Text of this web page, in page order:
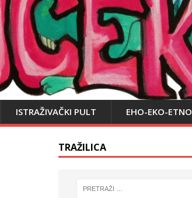
ISTRAŽIVAČKI PULT EHO-EKO-ETNO
TRAŽILICA